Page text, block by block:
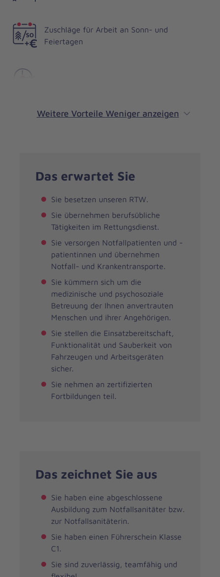
Zuschläge für Arbeit an Sonn- und
Feiertagen
Weitere Vorteile Weniger anzeigen
Das erwartet Sie
Sie besetzen unseren RTW.
Sie übernehmen berufsübliche
Tätigkeiten im Rettungsdienst.
Sie versorgen Notfallpatienten und -
patientinnen und übernehmen
Notfall- und Krankentransporte.
Sie kümmern sich um die
medizinische und psychosoziale
Betreuung der Ihnen anvertrauten
Menschen und ihrer Angehörigen.
Sie stellen die Einsatzbereitschaft,
Funktionalität und Sauberkeit von
Fahrzeugen und Arbeitsgeräten
sicher.
Sie nehmen an zertifizierten
Fortbildungen teil.
Das zeichnet Sie aus
Sie haben eine abgeschlossene
Ausbildung zum Notfallsanitäter bzw.
zur Notfallsanitäterin.
Sie haben einen Führerschein Klasse
C1.
Sie sind zuverlässig, teamfähig und